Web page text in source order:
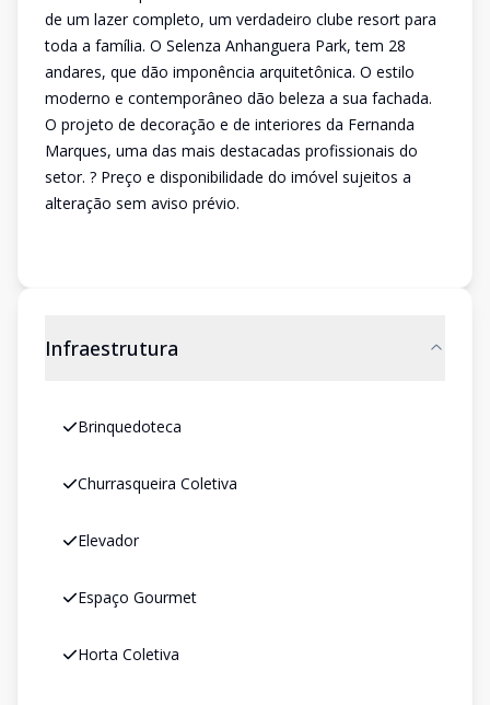
de um lazer completo, um verdadeiro clube resort para
toda a família. O Selenza Anhanguera Park, tem 28
andares, que dão imponência arquitetônica. O estilo
moderno e contemporâneo dão beleza a sua fachada.
O projeto de decoração e de interiores da Fernanda
Marques, uma das mais destacadas profissionais do
setor. ? Preço e disponibilidade do imóvel sujeitos a
alteração sem aviso prévio.
Infraestrutura
Brinquedoteca
Churrasqueira Coletiva
Elevador
Espaço Gourmet
Horta Coletiva